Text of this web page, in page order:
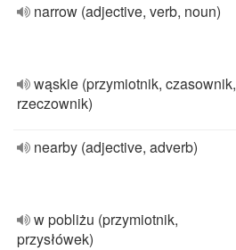
narrow (adjective, verb, noun)
wąskie (przymiotnik, czasownik,
rzeczownik)
nearby (adjective, adverb)
w pobliżu (przymiotnik,
przysłówek)